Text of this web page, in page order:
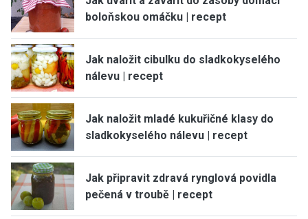
boloňskou omáčku | recept
Jak naložit cibulku do sladkokyselého
nálevu | recept
Jak naložit mladé kukuřičné klasy do
sladkokyselého nálevu | recept
Jak připravit zdravá rynglová povidla
pečená v troubě | recept